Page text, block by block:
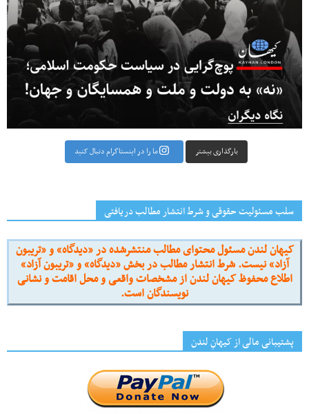
بارگذاری بیشتر ما را در اینستاگرام دنبال کنید
سلب مسئولیت حقوقی و شرط انتشار مطالب دریافتی
کیهان لندن مسئول محتوای مطالب منتشرشده در «دیدگاه» و «تریبون
آزاد» نیست. شرط انتشار مطالب در بخش «دیدگاه» و «تریبون آزاد»
اطلاع محفوظ کیهان لندن از مشخصات واقعی و محل اقامت و نشانی
نویسندگان است.
پشتیبانی مالی از کیهانِ لندن